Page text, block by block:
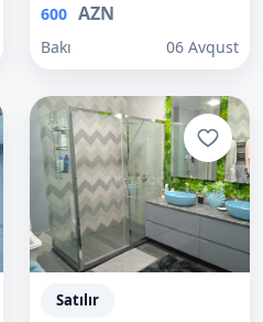
600 AZN
Bakı 06 Avqust
Satılır